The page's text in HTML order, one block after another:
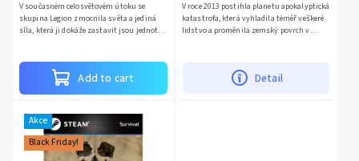
Add to cart
V současném celosvětovém útoku se
skupina Legion zmocnila světa a jediná
síla, která ji dokáže zastavit jsou jednotky
Detail
V roce 2013 postihla planetu apokalyptická
katastrofa, která vyhladila téměř veškeré
lidstvo a proměnila zemský povrch v
Akce
Black Friday!